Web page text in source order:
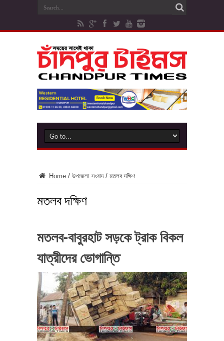
Home / উপজেলা সংবাদ / মতলব দক্ষিণ
মতলব দক্ষিণ
মতলব-বাবুরহাট সড়কে ট্রাক বিকল
যাত্রীদের ভোগান্তি